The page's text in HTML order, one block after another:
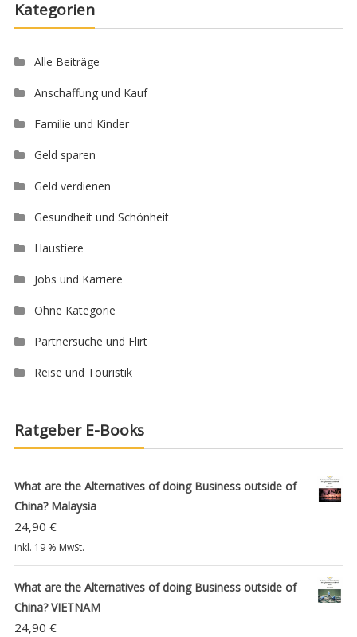
Kategorien
Alle Beiträge
Anschaffung und Kauf
Familie und Kinder
Geld sparen
Geld verdienen
Gesundheit und Schönheit
Haustiere
Jobs und Karriere
Ohne Kategorie
Partnersuche und Flirt
Reise und Touristik
Ratgeber E-Books
What are the Alternatives of doing Business outside of
China? Malaysia
24,90 €
inkl. 19 % MwSt.
What are the Alternatives of doing Business outside of
China? VIETNAM
24,90 €